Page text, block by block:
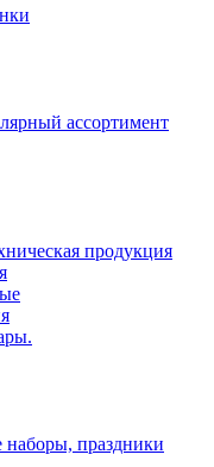
ассортимент
продукция
праздники